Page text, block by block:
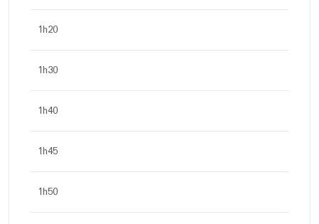
1h20
1h30
1h40
1h45
1h50